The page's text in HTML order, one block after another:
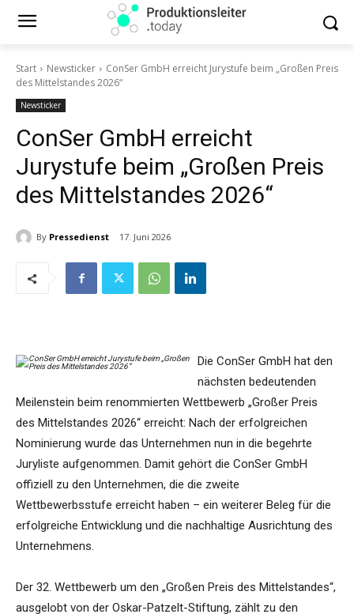
Start Newsticker
ConSer GmbH erreicht Jurystufe beim „Großen Preis
des Mittelstandes 2026“
Newsticker
ConSer GmbH erreicht
Jurystufe beim „Großen Preis
des Mittelstandes 2026“
By Pressedienst 17. Juni 2026
Die ConSer GmbH hat den
nächsten bedeutenden
Meilenstein beim renommierten Wettbewerb „Großer Preis
des Mittelstandes 2026“ erreicht: Nach der erfolgreichen
Nominierung wurde das Unternehmen nun in die begehrte
Juryliste aufgenommen. Damit gehört die ConSer GmbH
offiziell zu den Unternehmen, die die zweite
Wettbewerbsstufe erreicht haben – ein weiterer Beleg für die
erfolgreiche Entwicklung und die nachhaltige Ausrichtung des
Unternehmens.
Der 32. Wettbewerb um den „Großen Preis des Mittelstandes“,
ausgelobt von der Oskar-Patzelt-Stiftung, zählt zu den